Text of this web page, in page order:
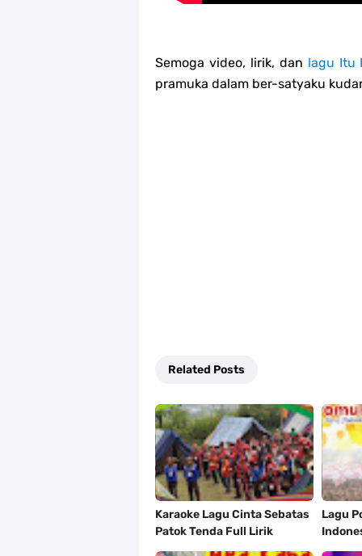
Semoga video, lirik, dan lagu Itu
pramuka dalam ber-satyaku
Related Posts
Karaoke Lagu Cinta Sebatas
Patok Tenda Full Lirik
Lagu